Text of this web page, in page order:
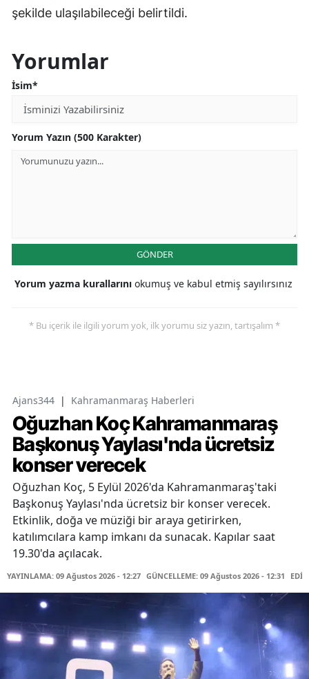
şekilde ulaşılabileceği belirtildi.
Yorumlar
İsim*
Yorum Yazın (500 Karakter)
GÖNDER
Yorum yazma kurallarını okumuş ve kabul etmiş sayılırsınız
* Bu içerik ile ilgili yorum yok, ilk yorumu siz yazın, tartışalım *
Ajans344 | Kahramanmaraş Haberleri
Oğuzhan Koç Kahramanmaraş
Başkonuş Yaylası'nda ücretsiz
konser verecek
Oğuzhan Koç, 5 Eylül 2026'da Kahramanmaraş'taki
Başkonuş Yaylası'nda ücretsiz bir konser verecek.
Etkinlik, doğa ve müziği bir araya getirirken,
katılımcılara kamp imkanı da sunacak. Kapılar saat
19.30'da açılacak.
YAYINLAMA: 09 Ağustos 2026 - 12:27 GÜNCELLEME: 09 Ağustos 2026 - 12:31